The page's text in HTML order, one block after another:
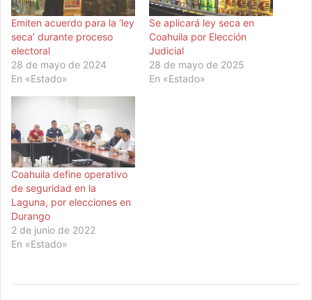
Emiten acuerdo para la ‘ley
seca’ durante proceso
electoral
28 de mayo de 2024
En «Estado»
Se aplicará ley seca en
Coahuila por Elección
Judicial
28 de mayo de 2025
En «Estado»
Coahuila define operativo
de seguridad en la
Laguna, por elecciones en
Durango
2 de junio de 2022
En «Estado»